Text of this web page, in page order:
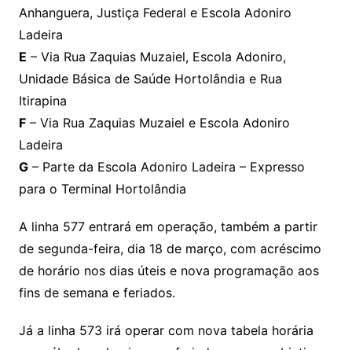
Anhanguera, Justiça Federal e Escola Adoniro
Ladeira
E – Via Rua Zaquias Muzaiel, Escola Adoniro,
Unidade Básica de Saúde Hortolândia e Rua
Itirapina
F– Via Rua Zaquias Muzaiel e Escola Adoniro
Ladeira
G– Parte da Escola Adoniro Ladeira – Expresso
para o Terminal Hortolândia
A linha 577 entrará em operação, também a partir
de segunda-feira, dia 18 de março, com acréscimo
de horário nos dias úteis e nova programação aos
fins de semana e feriados.
Já a linha 573 irá operar com nova tabela horária